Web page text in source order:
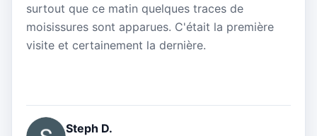
surtout que ce matin quelques traces de
moisissures sont apparues. C'était la première
visite et certainement la dernière.
Steph D.